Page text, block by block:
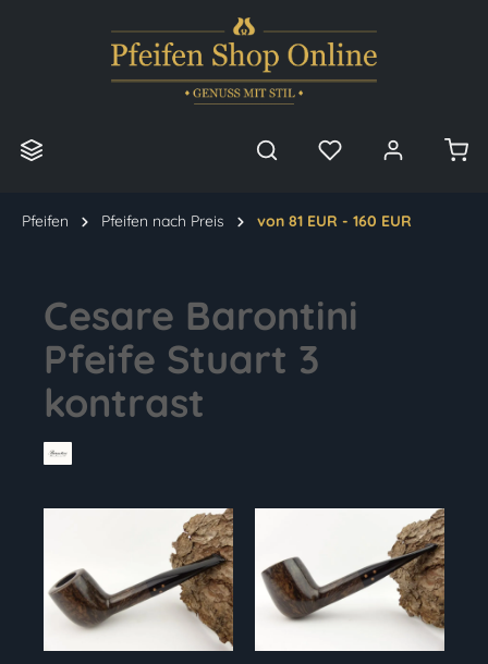
Pfeifen Pfeifen nach Preis von 81 EUR - 160 EUR
Cesare Barontini
Pfeife Stuart 3
kontrast